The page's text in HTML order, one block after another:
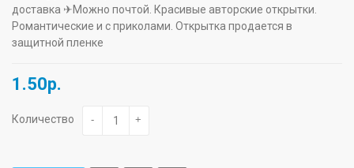
доставка ✈Можно почтой. Красивые авторские открытки.
Романтические и с приколами. Открытка продается в
защитной пленке
1.50р.
Количество - +